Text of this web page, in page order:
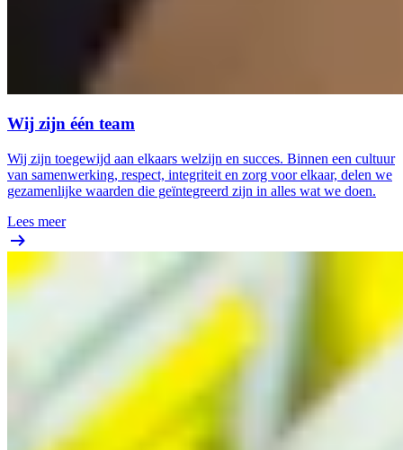
Wij zijn één team
Wij zijn toegewijd aan elkaars welzijn en succes. Binnen een cultuur
van samenwerking, respect, integriteit en zorg voor elkaar, delen we
gezamenlijke waarden die geïntegreerd zijn in alles wat we doen.
Lees meer